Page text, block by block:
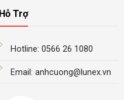
Hỗ Trợ
Hotline: 0566 26 1080
Email: anhcuong@lunex.vn